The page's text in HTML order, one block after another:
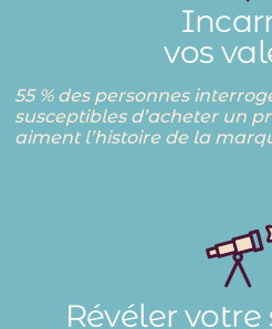
vos
55 % des personnes
susceptibles d’acheter un
aiment l’histoire de la
Révéler